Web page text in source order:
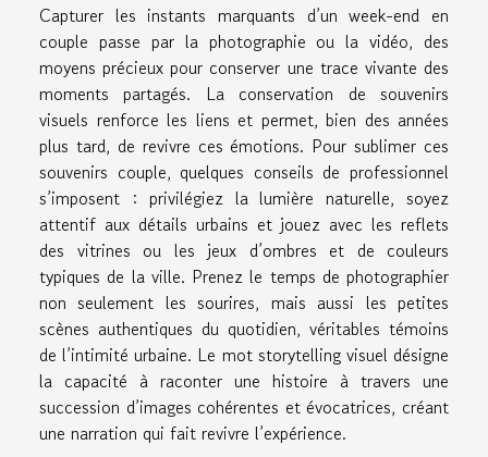
Capturer les instants marquants d’un week-end en
couple passe par la photographie ou la vidéo, des
moyens précieux pour conserver une trace vivante des
moments partagés. La conservation de souvenirs
visuels renforce les liens et permet, bien des années
plus tard, de revivre ces émotions. Pour sublimer ces
souvenirs couple, quelques conseils de professionnel
s’imposent : privilégiez la lumière naturelle, soyez
attentif aux détails urbains et jouez avec les reflets
des vitrines ou les jeux d’ombres et de couleurs
typiques de la ville. Prenez le temps de photographier
non seulement les sourires, mais aussi les petites
scènes authentiques du quotidien, véritables témoins
de l’intimité urbaine. Le mot storytelling visuel désigne
la capacité à raconter une histoire à travers une
succession d’images cohérentes et évocatrices, créant
une narration qui fait revivre l’expérience.